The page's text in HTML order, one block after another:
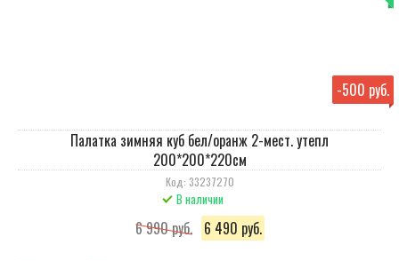
-500 руб.
Палатка зимняя куб бел/оранж 2-мест. утепл
200*200*220см
Код: 33237270
В наличии
6 990 руб. 6 490 руб.